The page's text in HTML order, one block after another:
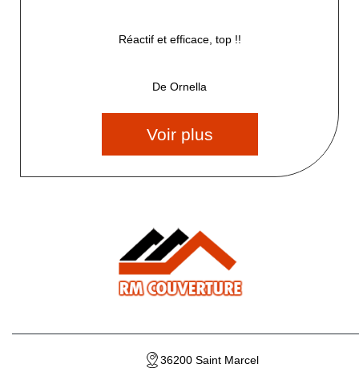
Réactif et efficace, top !!
De Ornella
Voir plus
36200 Saint Marcel